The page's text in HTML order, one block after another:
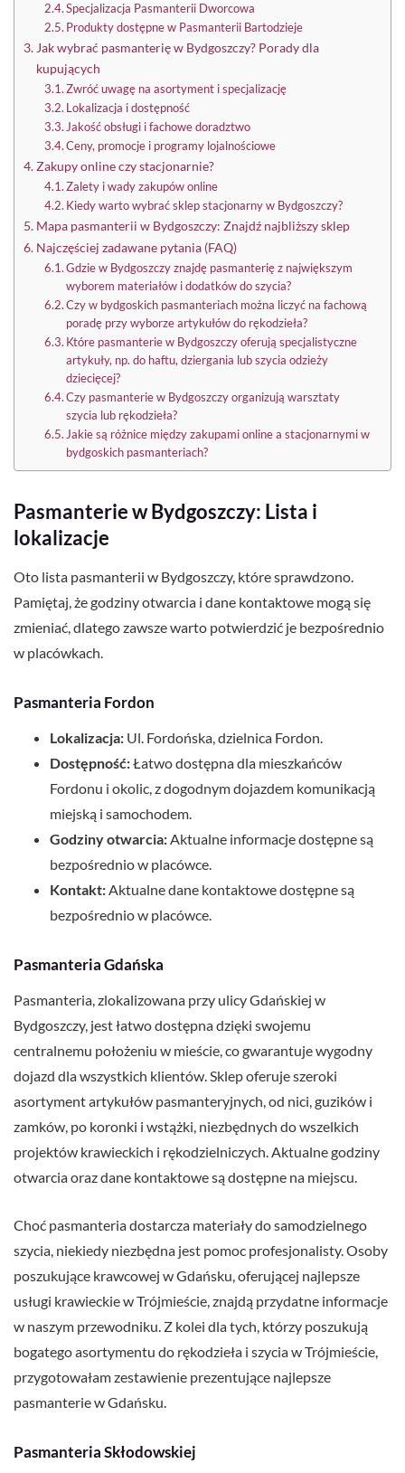
Specjalizacja Pasmanterii Dworcowa
Produkty dostępne w Pasmanterii Bartodzieje
Jak wybrać pasmanterię w Bydgoszczy? Porady dla
kupujących
Zwróć uwagę na asortyment i specjalizację
Lokalizacja i dostępność
Jakość obsługi i fachowe doradztwo
Ceny, promocje i programy lojalnościowe
Zakupy online czy stacjonarnie?
Zalety i wady zakupów online
Kiedy warto wybrać sklep stacjonarny w Bydgoszczy?
Mapa pasmanterii w Bydgoszczy: Znajdź najbliższy sklep
Najczęściej zadawane pytania (FAQ)
Gdzie w Bydgoszczy znajdę pasmanterię z największym
wyborem materiałów i dodatków do szycia?
Czy w bydgoskich pasmanteriach można liczyć na fachową
poradę przy wyborze artykułów do rękodzieła?
Które pasmanterie w Bydgoszczy oferują specjalistyczne
artykuły, np. do haftu, dziergania lub szycia odzieży
dziecięcej?
Czy pasmanterie w Bydgoszczy organizują warsztaty
szycia lub rękodzieła?
Jakie są różnice między zakupami online a stacjonarnymi w
bydgoskich pasmanteriach?
Pasmanterie w Bydgoszczy: Lista i
lokalizacje
Oto lista pasmanterii w Bydgoszczy, które sprawdzono.
Pamiętaj, że godziny otwarcia i dane kontaktowe mogą się
zmieniać, dlatego zawsze warto potwierdzić je bezpośrednio
w placówkach.
Pasmanteria Fordon
Lokalizacja: Ul. Fordońska, dzielnica Fordon.
Dostępność:Łatwo dostępna dla mieszkańców
Fordonu i okolic, z dogodnym dojazdem komunikacją
miejską i samochodem.
Godziny otwarcia:Aktualne informacje dostępne są
bezpośrednio w placówce.
Kontakt:Aktualne dane kontaktowe dostępne są
bezpośrednio w placówce.
Pasmanteria Gdańska
Pasmanteria, zlokalizowana przy ulicy Gdańskiej w
Bydgoszczy, jest łatwo dostępna dzięki swojemu
centralnemu położeniu w mieście, co gwarantuje wygodny
dojazd dla wszystkich klientów. Sklep oferuje szeroki
asortyment artykułów pasmanteryjnych, od nici, guzików i
zamków, po koronki i wstążki, niezbędnych do wszelkich
projektów krawieckich i rękodzielniczych. Aktualne godziny
otwarcia oraz dane kontaktowe są dostępne na miejscu.
Choć pasmanteria dostarcza materiały do samodzielnego
szycia, niekiedy niezbędna jest pomoc profesjonalisty. Osoby
poszukujące krawcowej w Gdańsku, oferującej najlepsze
usługi krawieckie w Trójmieście, znajdą przydatne informacje
w naszym przewodniku. Z kolei dla tych, którzy poszukują
bogatego asortymentu do rękodzieła i szycia w Trójmieście,
przygotowałam zestawienie prezentujące najlepsze
pasmanterie w Gdańsku.
Pasmanteria Skłodowskiej